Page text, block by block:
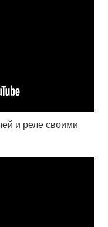
и реле своими